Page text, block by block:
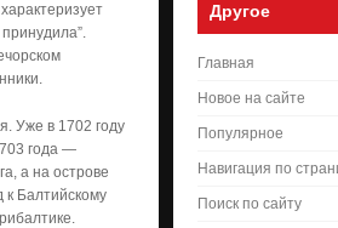
Уже в 1702 году
года —
а на острове
Балтийскому
Другое
Главная
Новое на сайте
Популярное
Навигация по
Поиск по сайту